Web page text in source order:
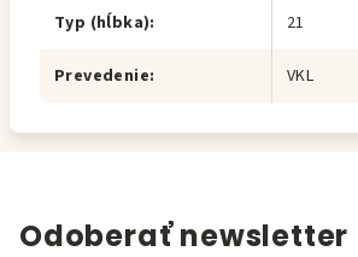
Typ (hĺbka): 21
Prevedenie: VKL
Odoberať newsletter